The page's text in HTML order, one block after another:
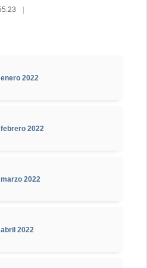
2022
2022
2022
2022